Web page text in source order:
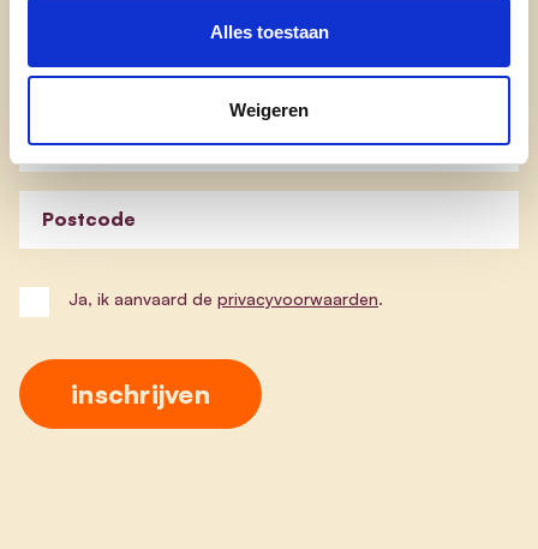
Alles toestaan
Weigeren
Eke. Schrijf je in en ontvang onze nieuwsbrief!
E-mailadres
Postcode
Ja, ik aanvaard de privacyvoorwaarden.